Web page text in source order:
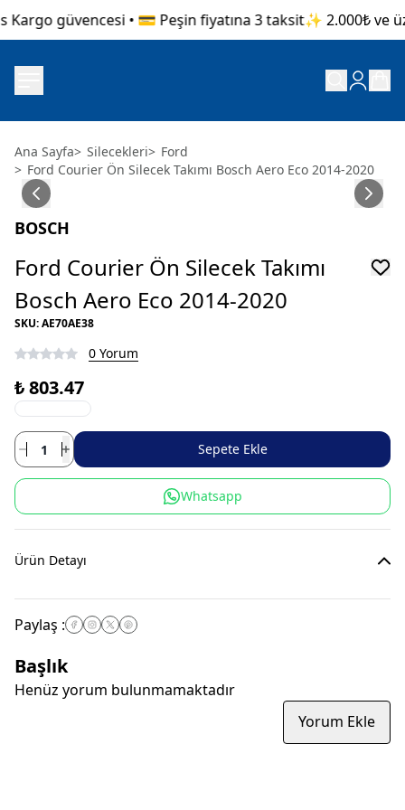
güvencesi • 💳 Peşin fiyatına 3 taksit✨ 2.000₺ ve
Ana Sayfa> Silecekleri> Ford
> Ford Courier Ön Silecek Takımı Bosch Aero Eco 2014-2020
BOSCH
Ford Courier Ön Silecek Takımı
Bosch Aero Eco 2014-2020
SKU:AE70AE38
0 Yorum
₺ 803.47
Sepete Ekle
Whatsapp
Ürün Detayı
Paylaş :
Başlık
Henüz yorum bulunmamaktadır
Yorum Ekle